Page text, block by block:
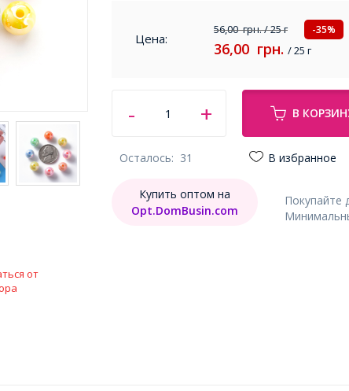
от
Цена:
56,00грн./ 25 г -35%
36,00 грн. / 25 г
В
Осталось: 31 В избранное
Покупайте
Купить оптом на
Opt.DomBusin.com